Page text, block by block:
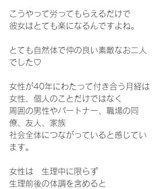
こうやって労ってもらえるだけで
彼女はとても楽になるんですよね。
とても自然体で仲の良い素敵なお二人
でした♡
女性が40年にわたって付き合う月経は
女性、個人のことだけではなく
周囲の男性やパートナー、職場の同
僚、友人、家族
社会全体につながっていると感じてい
ます。
女性は　生理中に限らず
生理前後の体調を含めると